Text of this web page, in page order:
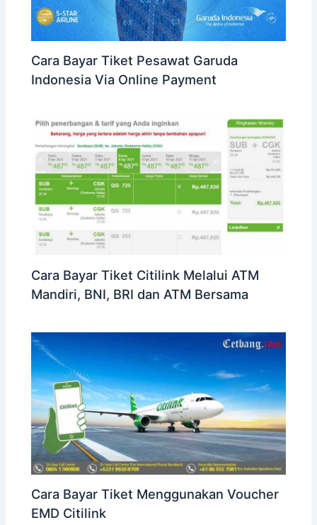
Cara Bayar Tiket Pesawat Garuda
Indonesia Via Online Payment
Cara Bayar Tiket Citilink Melalui ATM
Mandiri, BNI, BRI dan ATM Bersama
Cara Bayar Tiket Menggunakan Voucher
EMD Citilink